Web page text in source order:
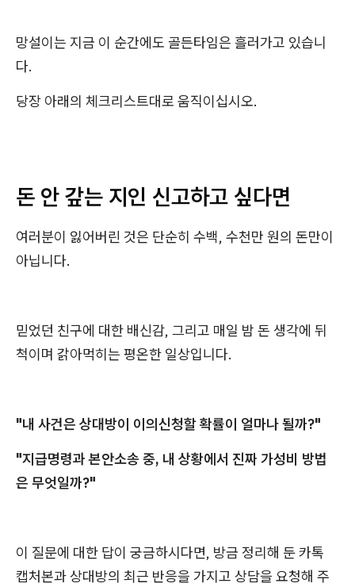
망설이는 지금 이 순간에도 골든타임은 흘러가고 있습니
다.
당장 아래의 체크리스트대로 움직이십시오.
돈 안 갚는 지인 신고하고 싶다면
여러분이 잃어버린 것은 단순히 수백, 수천만 원의 돈만이
아닙니다.
믿었던 친구에 대한 배신감, 그리고 매일 밤 돈 생각에 뒤
척이며 갉아먹히는 평온한 일상입니다.
"내 사건은 상대방이 이의신청할 확률이 얼마나 될까?"
"지급명령과 본안소송 중, 내 상황에서 진짜 가성비 방법
은 무엇일까?"
이 질문에 대한 답이 궁금하시다면, 방금 정리해 둔 카톡
캡처본과 상대방의 최근 반응을 가지고 상담을 요청해 주